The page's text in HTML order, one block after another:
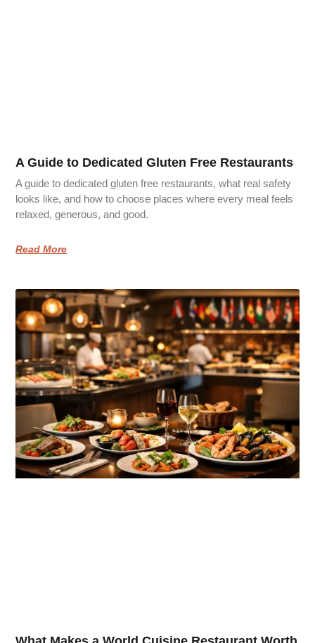
A Guide to Dedicated Gluten Free Restaurants
A guide to dedicated gluten free restaurants, what real safety
looks like, and how to choose places where every meal feels
relaxed, generous, and good.
Read More